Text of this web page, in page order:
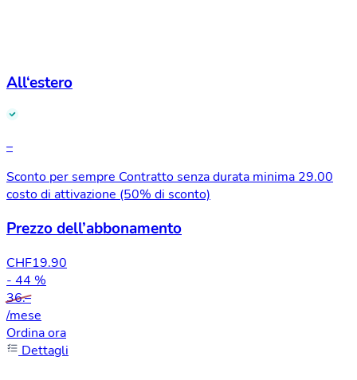
All‘estero
–
Sconto per sempre Contratto senza durata minima 29.00
costo di attivazione (50% di sconto)
Prezzo dell’abbonamento
CHF19.90
- 44 %
36.–
/mese
Ordina ora
Dettagli